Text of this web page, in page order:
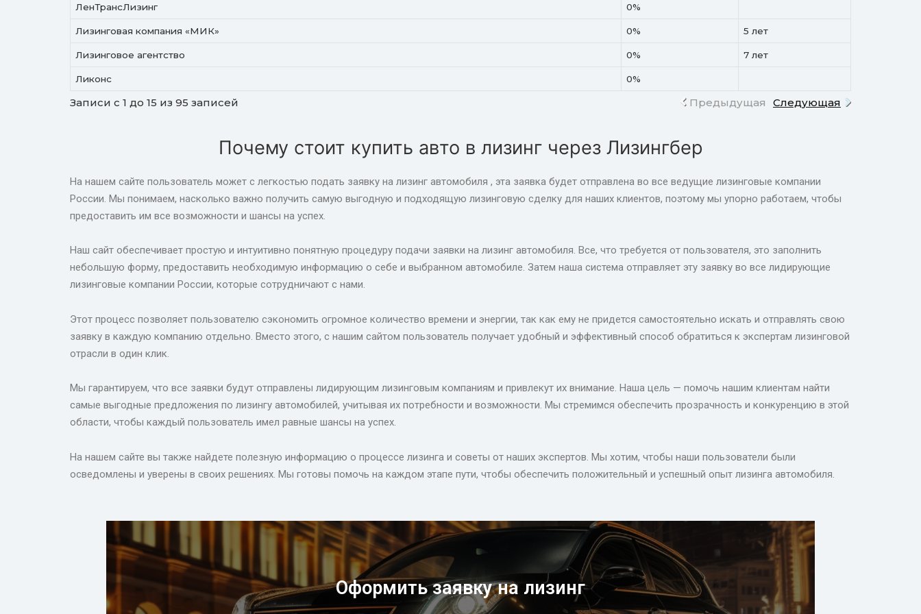
ЛенТрансЛизинг 0%
Лизинговая компания «МИК» 0% 5 лет
Лизинговое агентство 0% 7 лет
Ликонс 0%
Записи с 1 до 15 из 95 записей Предыдущая Следующая
Почему стоит купить авто в лизинг через Лизингбер
На нашем сайте пользователь может с легкостью подать заявку на лизинг автомобиля , эта заявка будет отправлена во все ведущие лизинговые компании
России. Мы понимаем, насколько важно получить самую выгодную и подходящую лизинговую сделку для наших клиентов, поэтому мы упорно работаем, чтобы
предоставить им все возможности и шансы на успех.
Наш сайт обеспечивает простую и интуитивно понятную процедуру подачи заявки на лизинг автомобиля. Все, что требуется от пользователя, это заполнить
небольшую форму, предоставить необходимую информацию о себе и выбранном автомобиле. Затем наша система отправляет эту заявку во все лидирующие
лизинговые компании России, которые сотрудничают с нами.
Этот процесс позволяет пользователю сэкономить огромное количество времени и энергии, так как ему не придется самостоятельно искать и отправлять свою
заявку в каждую компанию отдельно. Вместо этого, с нашим сайтом пользователь получает удобный и эффективный способ обратиться к экспертам лизинговой
отрасли в один клик.
Мы гарантируем, что все заявки будут отправлены лидирующим лизинговым компаниям и привлекут их внимание. Наша цель — помочь нашим клиентам найти
самые выгодные предложения по лизингу автомобилей, учитывая их потребности и возможности. Мы стремимся обеспечить прозрачность и конкуренцию в этой
области, чтобы каждый пользователь имел равные шансы на успех.
На нашем сайте вы также найдете полезную информацию о процессе лизинга и советы от наших экспертов. Мы хотим, чтобы наши пользователи были
осведомлены и уверены в своих решениях. Мы готовы помочь на каждом этапе пути, чтобы обеспечить положительный и успешный опыт лизинга автомобиля.
Оформить заявку на лизинг